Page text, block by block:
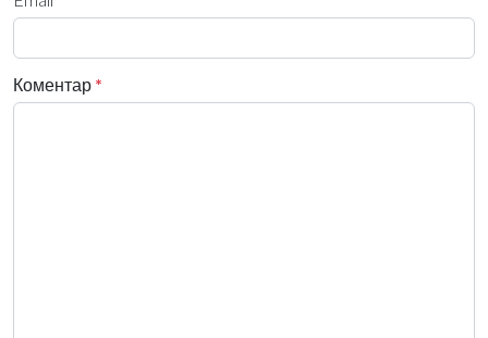
Коментар *